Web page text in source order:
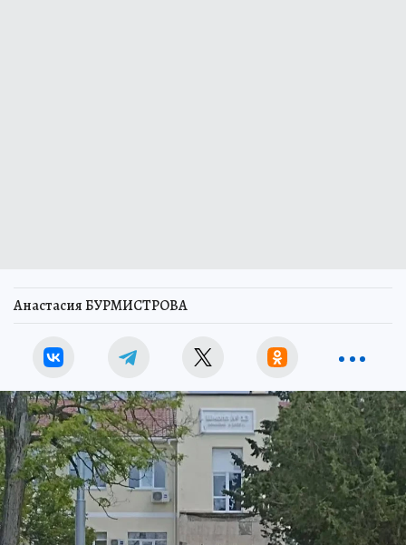
Анастасия БУРМИСТРОВА